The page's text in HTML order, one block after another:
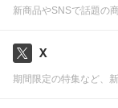
新商品やSNSで話題の
X
期間限定の特集など、